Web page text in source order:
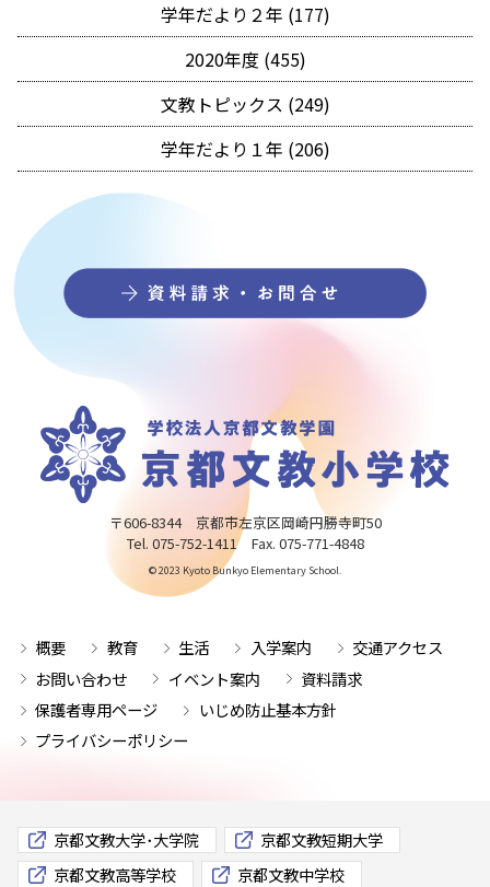
学年だより２年 (177)
2020年度 (455)
文教トピックス (249)
学年だより１年 (206)
〒606-8344 京都市左京区岡崎円勝寺町50
Tel. 075-752-1411 Fax. 075-771-4848
© 2023 Kyoto Bunkyo Elementary School.
概要 教育 生活 入学案内
交通アクセス
お問い合わせ
イベント案内
資料請求
保護者専用ページ
いじめ防止基本方針
プライバシーポリシー
京都文教大学･大学院
京都文教短期大学
京都文教高等学校
京都文教中学校